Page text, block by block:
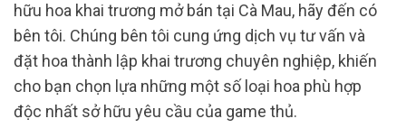
hữu hoa khai trương mở bán tại Cà Mau, hãy đến có
bên tôi. Chúng bên tôi cung ứng dịch vụ tư vấn và
đặt hoa thành lập khai trương chuyên nghiệp, khiến
cho bạn chọn lựa những một số loại hoa phù hợp
độc nhất sở hữu yêu cầu của game thủ.